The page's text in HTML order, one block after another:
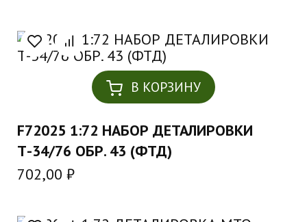
В КОРЗИНУ
F72025 1:72 НАБОР ДЕТАЛИРОВКИ
Т-34/76 ОБР. 43 (ФТД)
702,00 ₽